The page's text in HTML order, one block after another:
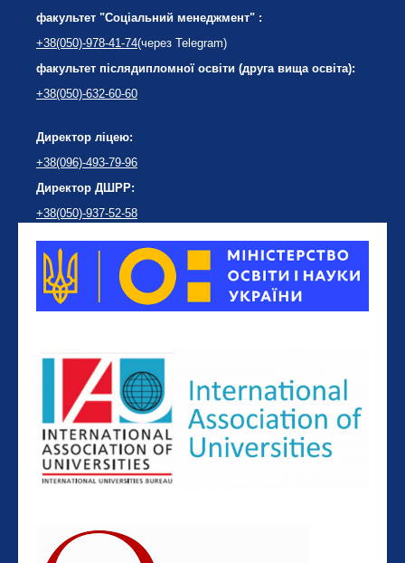
факультет "Соціальний менеджмент" :
+38(050)-978-41-74(через Telegram)
факультет післядипломної освіти (друга вища освіта):
+38(050)-632-60-60
Директор ліцею:
+38(096)-493-79-96
Директор ДШРР:
+38(050)-937-52-58